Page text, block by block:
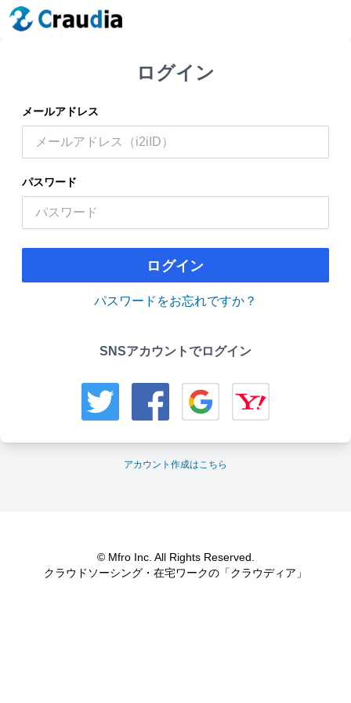
ログイン
メールアドレス
パスワード
ログイン
パスワードをお忘れですか？
SNSアカウントでログイン
アカウント作成はこちら
© Mfro Inc. All Rights Reserved.
クラウドソーシング・在宅ワークの「クラウディア」